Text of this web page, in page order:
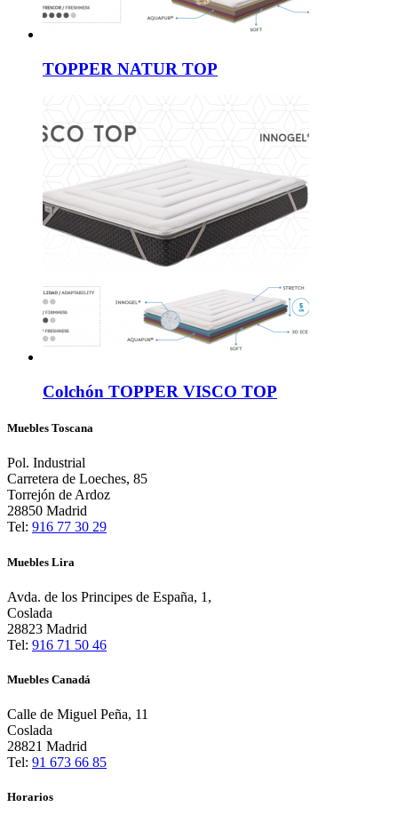
TOPPER NATUR TOP
Colchón TOPPER VISCO TOP
Muebles Toscana
Pol. Industrial
Carretera de Loeches, 85
Torrejón de Ardoz
28850 Madrid
Tel: 916 77 30 29
Muebles Lira
Avda. de los Principes de España, 1,
Coslada
28823 Madrid
Tel: 916 71 50 46
Muebles Canadá
Calle de Miguel Peña, 11
Coslada
28821 Madrid
Tel: 91 673 66 85
Horarios